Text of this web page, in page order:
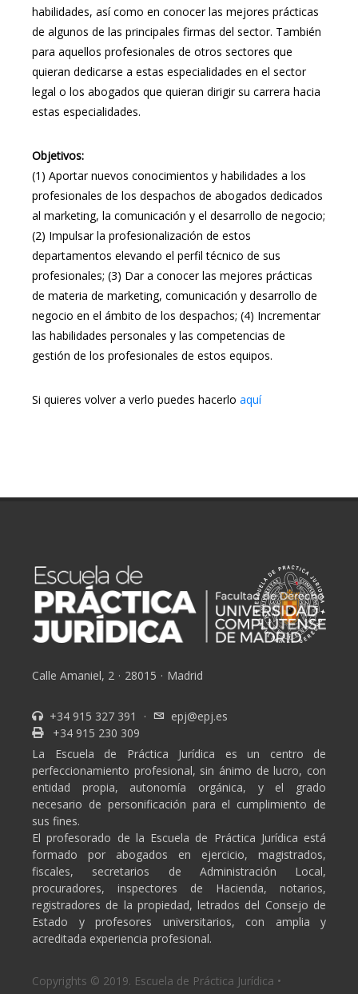
habilidades, así como en conocer las mejores prácticas
de algunos de las principales firmas del sector. También
para aquellos profesionales de otros sectores que
quieran dedicarse a estas especialidades en el sector
legal o los abogados que quieran dirigir su carrera hacia
estas especialidades.
Objetivos:
(1) Aportar nuevos conocimientos y habilidades a los
profesionales de los despachos de abogados dedicados
al marketing, la comunicación y el desarrollo de negocio;
(2) Impulsar la profesionalización de estos
departamentos elevando el perfil técnico de sus
profesionales; (3) Dar a conocer las mejores prácticas
de materia de marketing, comunicación y desarrollo de
negocio en el ámbito de los despachos; (4) Incrementar
las habilidades personales y las competencias de
gestión de los profesionales de estos equipos.
Si quieres volver a verlo puedes hacerlo aquí
Calle Amaniel, 2 · 28015 · Madrid
+34 915 327 391 ·
epj@epj.es
+34 915 230 309
La Escuela de Práctica Jurídica es un centro de
perfeccionamiento profesional, sin ánimo de lucro, con
entidad propia, autonomía orgánica, y el grado
necesario de personificación para el cumplimiento de
sus fines.
El profesorado de la Escuela de Práctica Jurídica está
formado por abogados en ejercicio, magistrados,
fiscales, secretarios de Administración Local,
procuradores, inspectores de Hacienda, notarios,
registradores de la propiedad, letrados del Consejo de
Estado y profesores universitarios, con amplia y
acreditada experiencia profesional.
Copyrights © 2019. Escuela de Práctica Jurídica •